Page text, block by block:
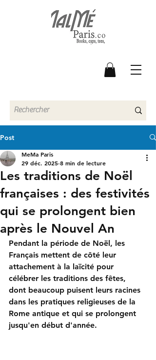
Post
Les traditions de Noël
françaises : des festivités
qui se prolongent bien
après le Nouvel An
MeMa Paris
29 déc. 2025 8 min de lecture
Pendant la période de Noël, les
Français mettent de côté leur
attachement à la laïcité pour
célébrer les traditions des fêtes,
dont beaucoup puisent leurs racines
dans les pratiques religieuses de la
Rome antique et qui se prolongent
jusqu'en début d'année.